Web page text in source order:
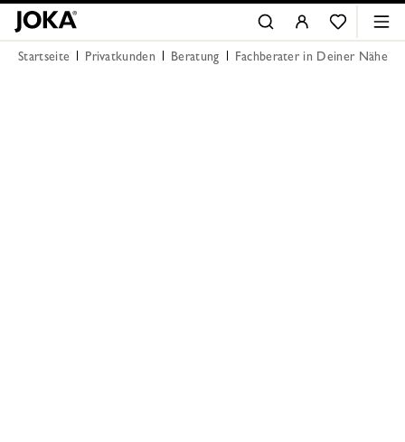
Startseite Privatkunden Beratung Fachberater in Deiner Nähe